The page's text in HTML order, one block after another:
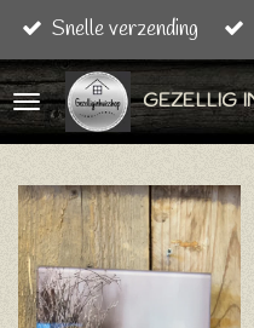
Ga
direct
naar
de
hoofdinhoud
Snelle verzending